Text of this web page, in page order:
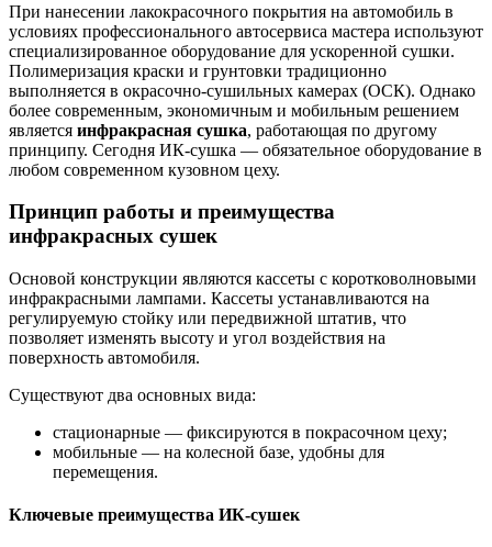
При нанесении лакокрасочного покрытия на автомобиль в
условиях профессионального автосервиса мастера используют
специализированное оборудование для ускоренной сушки.
Полимеризация краски и грунтовки традиционно
выполняется в окрасочно-сушильных камерах (ОСК). Однако
более современным, экономичным и мобильным решением
является инфракрасная сушка, работающая по другому
принципу. Сегодня ИК-сушка — обязательное оборудование в
любом современном кузовном цеху.
Принцип работы и преимущества
инфракрасных сушек
Основой конструкции являются кассеты с коротковолновыми
инфракрасными лампами. Кассеты устанавливаются на
регулируемую стойку или передвижной штатив, что
позволяет изменять высоту и угол воздействия на
поверхность автомобиля.
Существуют два основных вида:
стационарные — фиксируются в покрасочном цеху;
мобильные — на колесной базе, удобны для
перемещения.
Ключевые преимущества ИК-сушек